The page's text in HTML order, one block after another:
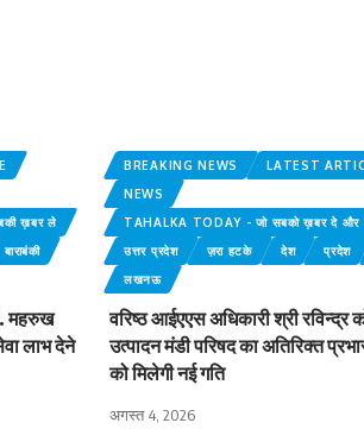
ख़बर ले
बाराबंकी
महरुख
लाभ देने
BREAKING NEWS
LATEST
NEWS
TAHALKA TODAY - जो सबको ख़बर दे और
उत्तर प्रदेश
ज़रा हटके देश
प्रदेश
लखनऊ
वरिष्ठ आईएएस अधिकारी श्री रविन्द्र
उत्पादन मंडी परिषद का अतिरिक्त
को मिलेगी नई गति
अगस्त 4, 2026